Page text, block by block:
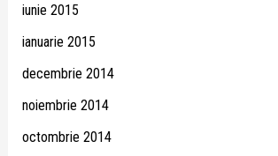
iunie 2015
ianuarie 2015
decembrie 2014
noiembrie 2014
octombrie 2014